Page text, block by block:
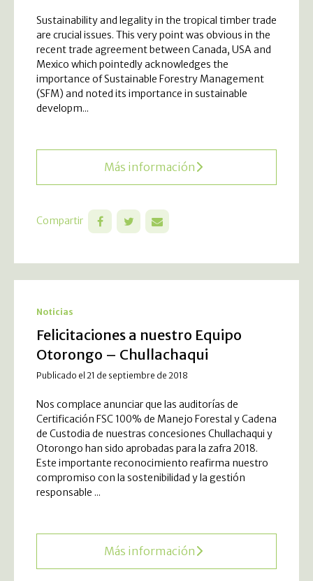
Sustainability and legality in the tropical timber trade
are crucial issues. This very point was obvious in the
recent trade agreement between Canada, USA and
Mexico which pointedly acknowledges the
importance of Sustainable Forestry Management
(SFM) and noted its importance in sustainable
developm...
Más información
Compartir
Noticias
Felicitaciones a nuestro Equipo
Otorongo – Chullachaqui
Publicado el 21 de septiembre de 2018
Nos complace anunciar que las auditorías de
Certificación FSC 100% de Manejo Forestal y Cadena
de Custodia de nuestras concesiones Chullachaqui y
Otorongo han sido aprobadas para la zafra 2018.
Este importante reconocimiento reafirma nuestro
compromiso con la sostenibilidad y la gestión
responsable ...
Más información